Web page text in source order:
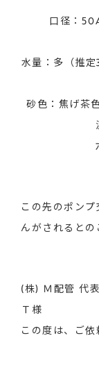
口径：
水量：多（推
砂色：焦げ
この先のポン
んがされるとの
(株) Ｍ配管 代
Ｔ様
この度は、ご依